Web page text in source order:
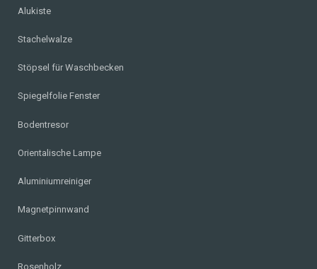
Alukiste
Stachelwalze
Stöpsel für Waschbecken
Spiegelfolie Fenster
Bodentresor
Orientalische Lampe
Aluminiumreiniger
Magnetpinnwand
Gitterbox
Rosenholz